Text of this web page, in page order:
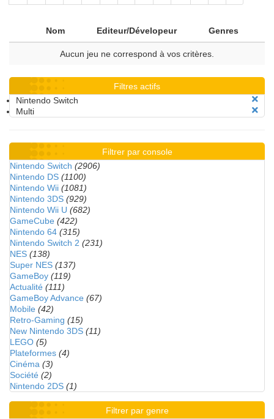
Nom Editeur/Dévelopeur Genres
Aucun jeu ne correspond à vos critères.
Filtres actifs
Nintendo Switch
Multi
Filtrer par console
Nintendo Switch (2906)
Nintendo DS (1100)
Nintendo Wii (1081)
Nintendo 3DS (929)
Nintendo Wii U (682)
GameCube (422)
Nintendo 64 (315)
Nintendo Switch 2 (231)
NES (138)
Super NES (137)
GameBoy (119)
Actualité (111)
GameBoy Advance (67)
Mobile (42)
Retro-Gaming (15)
New Nintendo 3DS (11)
LEGO (5)
Plateformes (4)
Cinéma (3)
Société (2)
Nintendo 2DS (1)
Filtrer par genre